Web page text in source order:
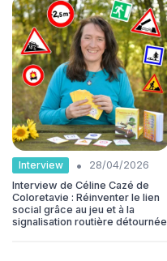
Interview •
28/04/2026
Interview de Céline Cazé de
Coloretavie : Réinventer le lien
social grâce au jeu et à la
signalisation routière détournée